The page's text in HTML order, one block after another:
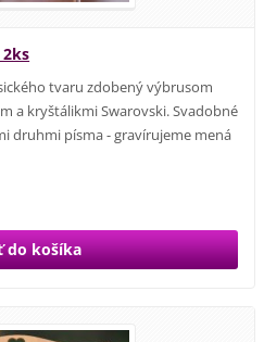
tvaru zdobený výbrusom
a kryštálikmi Swarovski. Svadobné
druhmi písma - gravírujeme mená